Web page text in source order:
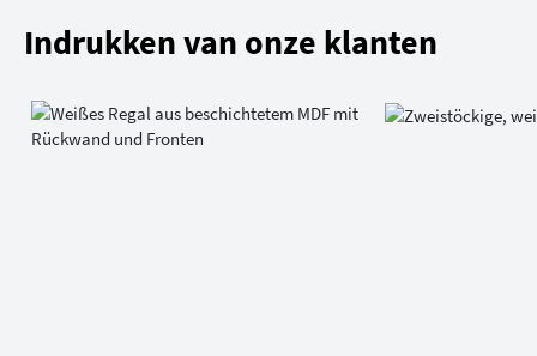
Indrukken van onze klanten